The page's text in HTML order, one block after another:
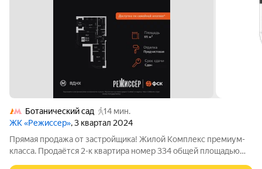
Ботанический сад
14 мин.
ЖК «Режиссер», 3 квартал 2024
Прямая продажа от застройщика! Жилой Комплекс премиум-
класса. Продаётся 2-к квартира номер 334 общей площадью